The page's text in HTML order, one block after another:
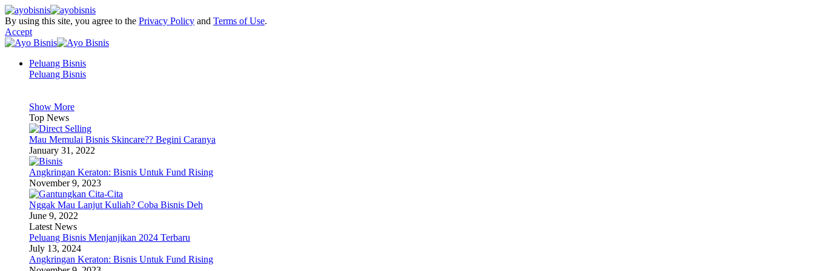
By using this site, you agree to the Privacy Policy and Terms of Use.
Accept
Peluang Bisnis
Peluang Bisnis
Show More
Top News
Mau Memulai Bisnis Skincare?? Begini Caranya
January 31, 2022
Angkringan Keraton: Bisnis Untuk Fund Rising
November 9, 2023
Nggak Mau Lanjut Kuliah? Coba Bisnis Deh
June 9, 2022
Latest News
Peluang Bisnis Menjanjikan 2024 Terbaru
July 13, 2024
Angkringan Keraton: Bisnis Untuk Fund Rising